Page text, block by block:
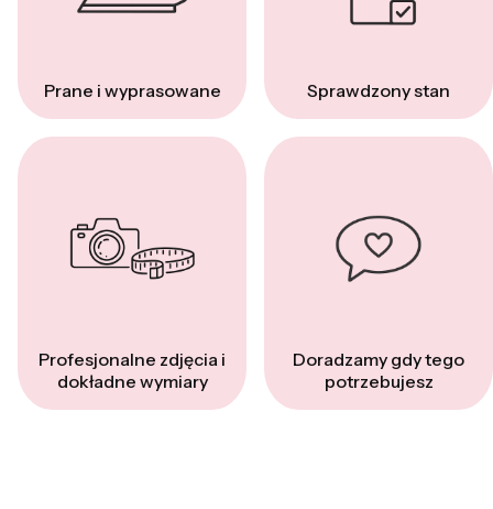
Prane i wyprasowane Sprawdzony stan
Profesjonalne zdjęcia i
dokładne wymiary
Doradzamy gdy tego
potrzebujesz